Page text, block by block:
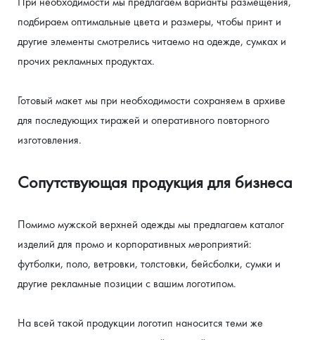
подбираем оптимальные цвета и размеры, чтобы принт и
другие элементы смотрелись читаемо на одежде, сумках и
прочих рекламных продуктах.
Готовый макет мы при необходимости сохраняем в архиве
для последующих тиражей и оперативного повторного
изготовления.
Сопутствующая продукция для бизнеса
Помимо мужской верхней одежды мы предлагаем каталог
изделий для промо и корпоративных мероприятий:
футболки, поло, ветровки, толстовки, бейсболки, сумки и
другие рекламные позиции с вашим логотипом.
На всей такой продукции логотип наносится теми же